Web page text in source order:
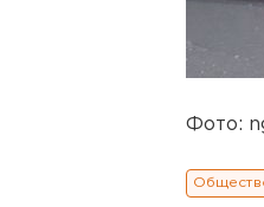
Фото: